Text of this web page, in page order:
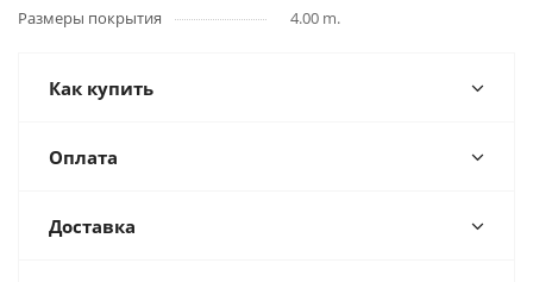
Размеры покрытия
4.00 m.
Как купить
Оплата
Доставка